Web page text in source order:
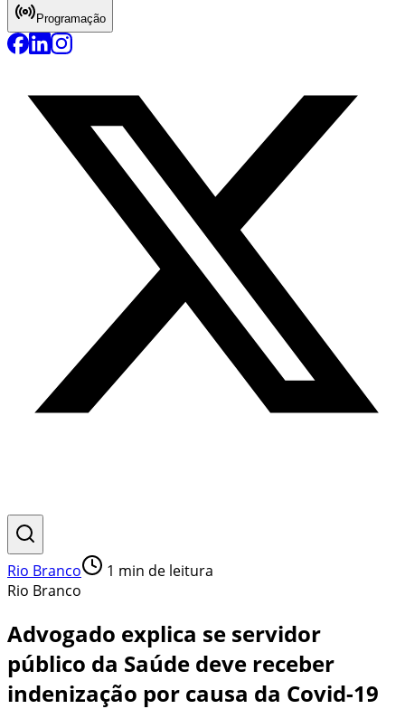
Programação
Rio Branco 1 min de leitura
Rio Branco
Advogado explica se servidor
público da Saúde deve receber
indenização por causa da Covid-19